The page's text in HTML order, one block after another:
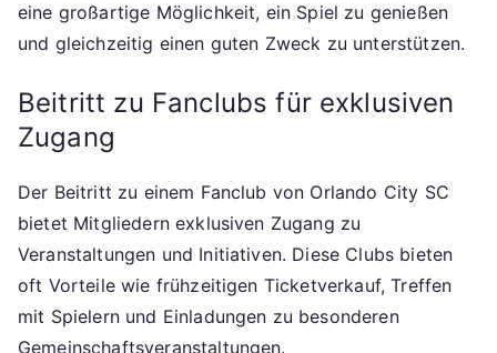
eine großartige Möglichkeit, ein Spiel zu genießen
und gleichzeitig einen guten Zweck zu unterstützen.
Beitritt zu Fanclubs für exklusiven
Zugang
Der Beitritt zu einem Fanclub von Orlando City SC
bietet Mitgliedern exklusiven Zugang zu
Veranstaltungen und Initiativen. Diese Clubs bieten
oft Vorteile wie frühzeitigen Ticketverkauf, Treffen
mit Spielern und Einladungen zu besonderen
Gemeinschaftsveranstaltungen.